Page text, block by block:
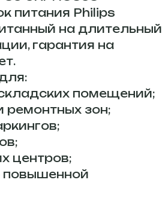
питания Philips
на длительный
гарантия на
помещений;
ремонтных зон;
центров;
повышенной